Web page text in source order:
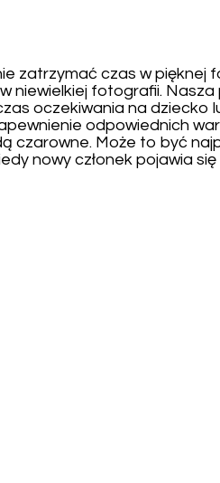
zatrzymać czas w pięknej
fotografii.
oczekiwania na dziecko
odpowiednich
Może to być
nowy członek pojawia się